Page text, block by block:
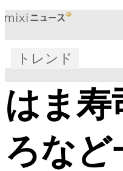
トレンド
はま寿
ろなど